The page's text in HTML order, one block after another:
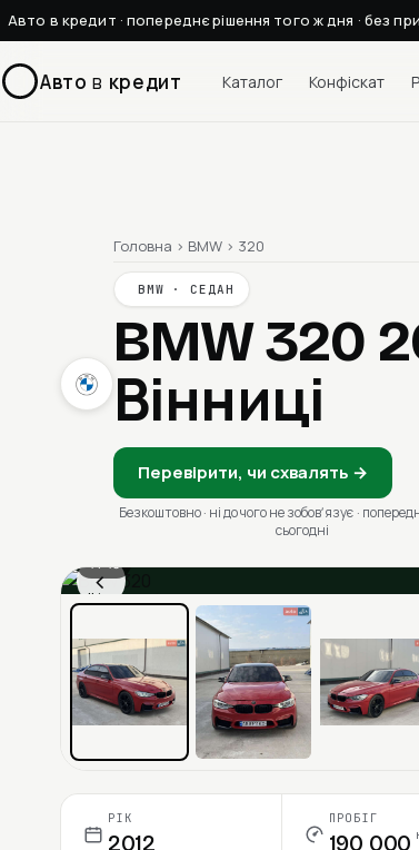
Авто в кредит · попереднє рішення того ж дня · без
Авто в кредит Каталог Конфіскат
Головна › BMW › 320
BMW · СЕДАН
BMW 320
Вінниці
Перевірити, чи схвалять →
Безкоштовно · ні до чого не зобовʼязує ·
сьогодні
‹
1 / 13
Ціна в місяць
РІК
2012
ПРОБІГ
190 000